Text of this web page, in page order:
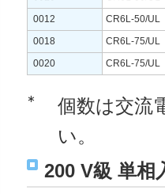
0012
CR6L-50/UL
0018
CR6L-75/UL
0020
CR6L-75/UL
∗
個数は交流
い。
200 V級 単相